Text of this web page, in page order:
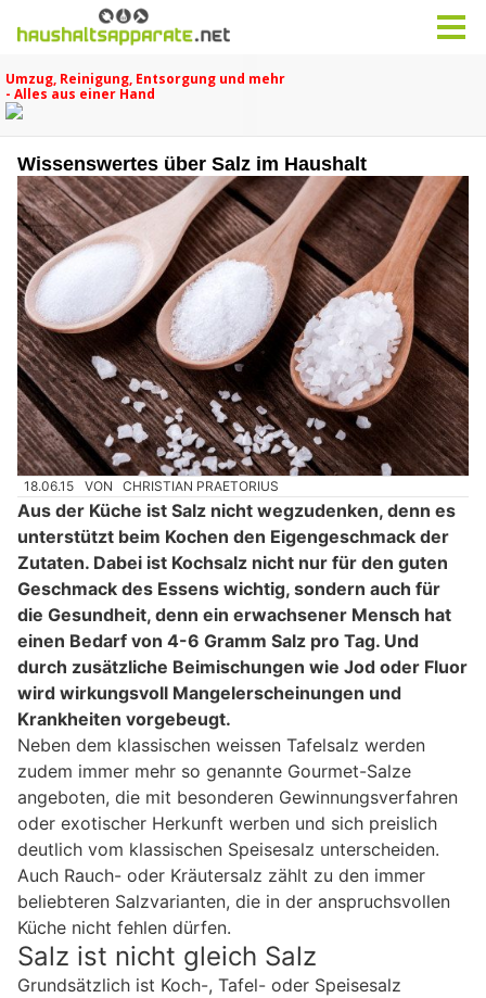
Wissenswertes über Salz im Haushalt
18.06.15 VON CHRISTIAN PRAETORIUS
Aus der Küche ist Salz nicht wegzudenken, denn es
unterstützt beim Kochen den Eigengeschmack der
Zutaten. Dabei ist Kochsalz nicht nur für den guten
Geschmack des Essens wichtig, sondern auch für
die Gesundheit, denn ein erwachsener Mensch hat
einen Bedarf von 4-6 Gramm Salz pro Tag. Und
durch zusätzliche Beimischungen wie Jod oder Fluor
wird wirkungsvoll Mangelerscheinungen und
Krankheiten vorgebeugt.
Neben dem klassischen weissen Tafelsalz werden
zudem immer mehr so genannte Gourmet-Salze
angeboten, die mit besonderen Gewinnungsverfahren
oder exotischer Herkunft werben und sich preislich
deutlich vom klassischen Speisesalz unterscheiden.
Auch Rauch- oder Kräutersalz zählt zu den immer
beliebteren Salzvarianten, die in der anspruchsvollen
Küche nicht fehlen dürfen.
Salz ist nicht gleich Salz
Grundsätzlich ist Koch-, Tafel- oder Speisesalz